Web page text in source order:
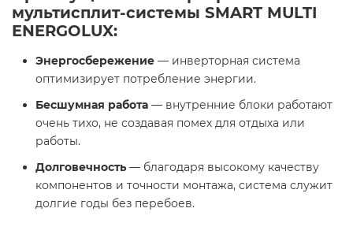
мультисплит-системы SMART MULTI
ENERGOLUX:
Энергосбережение — инверторная система
оптимизирует потребление энергии.
Бесшумная работа — внутренние блоки работают
очень тихо, не создавая помех для отдыха или
работы.
Долговечность — благодаря высокому качеству
компонентов и точности монтажа, система служит
долгие годы без перебоев.